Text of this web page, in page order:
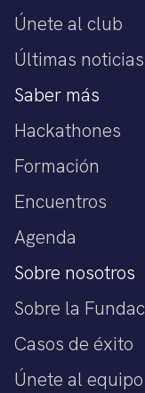
Únete al club
Últimas noticias
Saber más
Hackathones
Formación
Encuentros
Agenda
Sobre nosotros
Sobre la
Casos de éxito
Únete al equipo